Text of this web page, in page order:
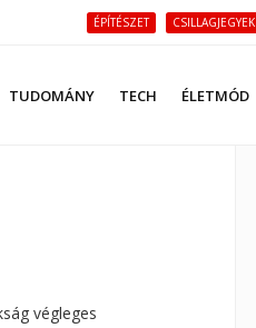
ÉPÍTÉSZET CSILLAGJEGYEK
TUDOMÁNY TECH ÉLETMÓD
végleges